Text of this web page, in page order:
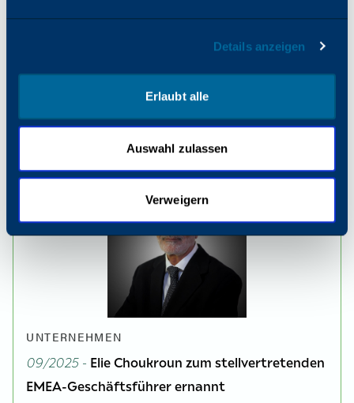
Details anzeigen
Erlaubt alle
Auswahl zulassen
Verweigern
Das könnte Sie ebenfalls
interessieren
UNTERNEHMEN
09/2025 - Elie Choukroun zum stellvertretenden
EMEA-Geschäftsführer ernannt